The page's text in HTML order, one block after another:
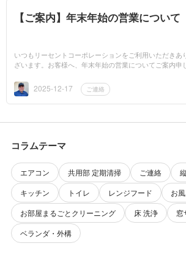
【ご案内】年末年始の営業について
いつもリーセントコーポレーションをご利用いただきあ
ざいます。お客様へ、年末年始の営業についてご案内申
ます。12月30...
2025-12-17 ご連絡
コラムテーマ
エアコン 共用部 定期清掃 ご連絡
キッチン
トイレ レンジフード
お
お部屋まるごとクリーニング
床 洗浄
窓
ベランダ・外構